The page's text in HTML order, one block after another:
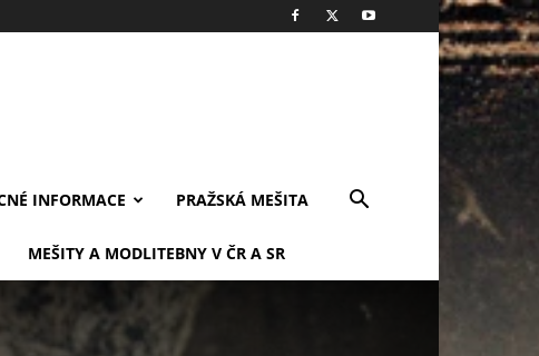
INFORMACE PRAŽSKÁ MEŠITA
MEŠITY A MODLITEBNY V ČR A SR